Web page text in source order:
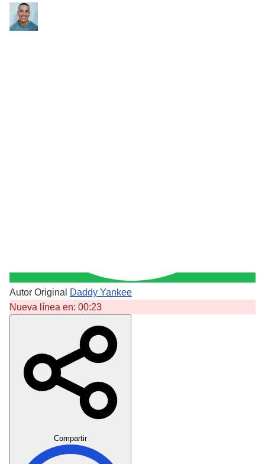
Autor Original
Daddy Yankee
Nueva línea en: 00:23
Compartir